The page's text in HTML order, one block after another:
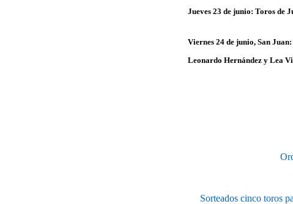
Jueves 23 de junio: Toros de
Viernes 24 de junio, San
Leonardo Hernández y Lea
Sorteados cinco toros